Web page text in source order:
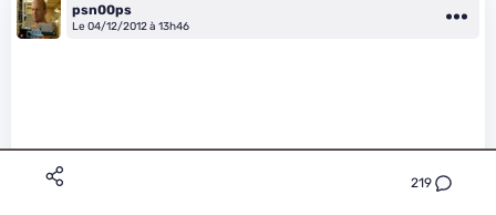
219
psn00ps
Le 04/12/2012 à 13h46